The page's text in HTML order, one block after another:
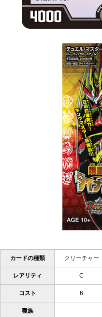
カードの種類 クリーチャー
レアリティ C
コスト 6
種族